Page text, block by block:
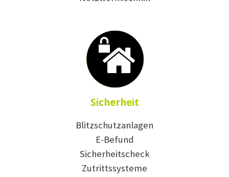
Sicherheit
Blitzschutzanlagen
E-Befund
Sicherheitscheck
Zutrittssysteme